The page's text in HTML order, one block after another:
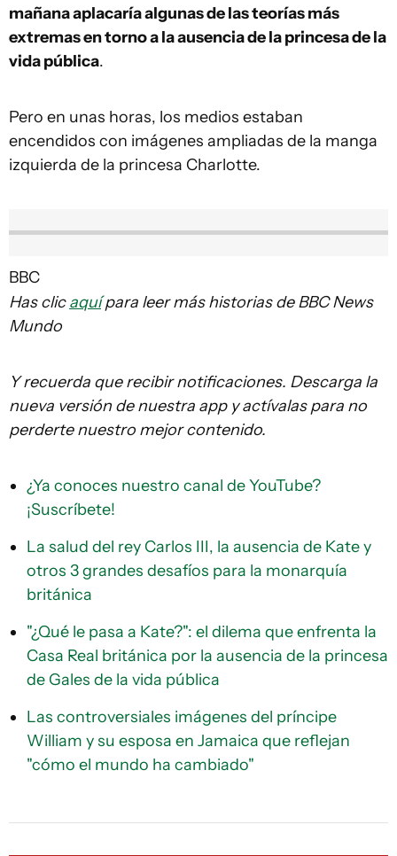
mañana aplacaría algunas de las teorías más
extremas en torno a la ausencia de la princesa de la
vida pública.
Pero en unas horas, los medios estaban
encendidos con imágenes ampliadas de la manga
izquierda de la princesa Charlotte.
BBC
Has clicaquípara leer más historias de BBC News
Mundo
Y recuerda que recibir notificaciones. Descarga la
nueva versión de nuestra app y actívalas para no
perderte nuestro mejor contenido.
¿Ya conoces nuestro canal de YouTube?
¡Suscríbete!
La salud del rey Carlos III, la ausencia de Kate y
otros 3 grandes desafíos para la monarquía
británica
"¿Qué le pasa a Kate?": el dilema que enfrenta la
Casa Real británica por la ausencia de la princesa
de Gales de la vida pública
Las controversiales imágenes del príncipe
William y su esposa en Jamaica que reflejan
"cómo el mundo ha cambiado"